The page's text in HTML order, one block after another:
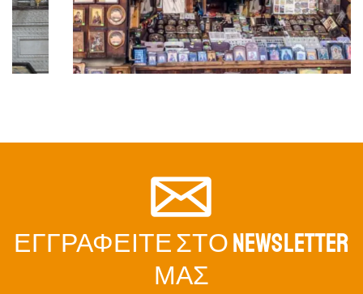
ΕΓΓΡΑΦΕΊΤΕ ΣΤΟ NEWSLETTER
ΜΑΣ